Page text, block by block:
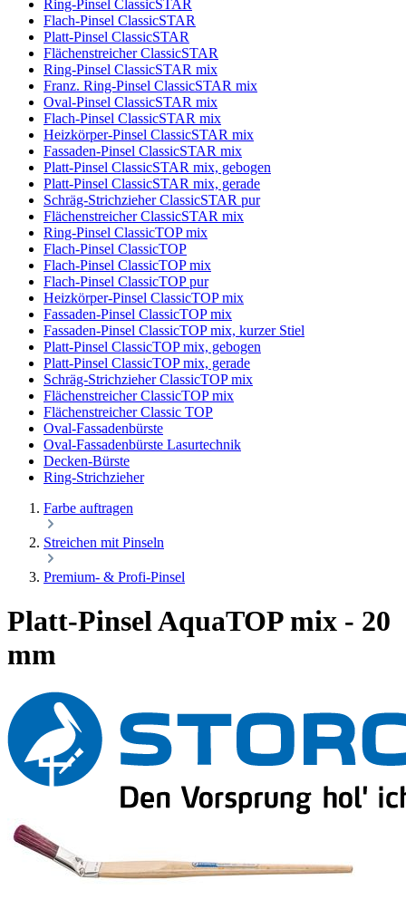
Ring-Pinsel ClassicSTAR
Flach-Pinsel ClassicSTAR
Platt-Pinsel ClassicSTAR
Flächenstreicher ClassicSTAR
Ring-Pinsel ClassicSTAR mix
Franz. Ring-Pinsel ClassicSTAR mix
Oval-Pinsel ClassicSTAR mix
Flach-Pinsel ClassicSTAR mix
Heizkörper-Pinsel ClassicSTAR mix
Fassaden-Pinsel ClassicSTAR mix
Platt-Pinsel ClassicSTAR mix, gebogen
Platt-Pinsel ClassicSTAR mix, gerade
Schräg-Strichzieher ClassicSTAR pur
Flächenstreicher ClassicSTAR mix
Ring-Pinsel ClassicTOP mix
Flach-Pinsel ClassicTOP
Flach-Pinsel ClassicTOP mix
Flach-Pinsel ClassicTOP pur
Heizkörper-Pinsel ClassicTOP mix
Fassaden-Pinsel ClassicTOP mix
Fassaden-Pinsel ClassicTOP mix, kurzer Stiel
Platt-Pinsel ClassicTOP mix, gebogen
Platt-Pinsel ClassicTOP mix, gerade
Schräg-Strichzieher ClassicTOP mix
Flächenstreicher ClassicTOP mix
Flächenstreicher Classic TOP
Oval-Fassadenbürste
Oval-Fassadenbürste Lasurtechnik
Decken-Bürste
Ring-Strichzieher
Farbe auftragen
Streichen mit Pinseln
Premium- & Profi-Pinsel
Platt-Pinsel AquaTOP mix - 20
mm